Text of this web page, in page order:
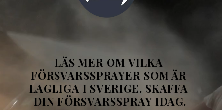
LÄS MER OM VILKA
FÖRSVARSSPRAYER SOM ÄR
LAGLIGA I SVERIGE. SKAFFA
DIN FÖRSVARSSPRAY IDAG.